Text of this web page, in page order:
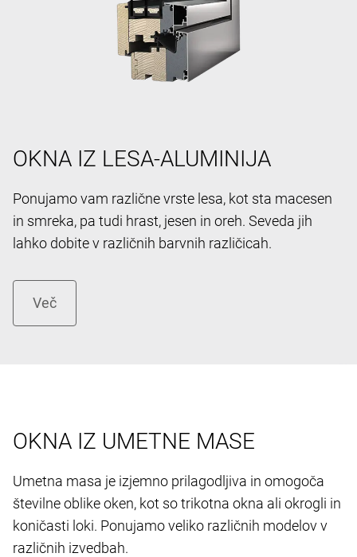
OKNA IZ LESA-ALUMINIJA
Ponujamo vam različne vrste lesa, kot sta macesen
in smreka, pa tudi hrast, jesen in oreh. Seveda jih
lahko dobite v različnih barvnih različicah.
OKNA IZ UMETNE MASE
Umetna masa je izjemno prilagodljiva in omogoča
številne oblike oken, kot so trikotna okna ali okrogli in
koničasti loki. Ponujamo veliko različnih modelov v
različnih izvedbah.